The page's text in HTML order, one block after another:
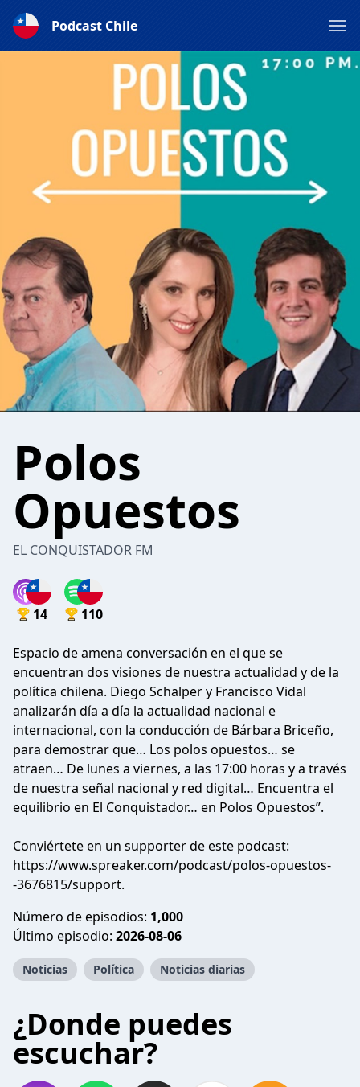
Podcast Chile
Polos
Opuestos
EL CONQUISTADOR FM
14 110
Espacio de amena conversación en el que se
encuentran dos visiones de nuestra actualidad y de la
política chilena. Diego Schalper y Francisco Vidal
analizarán día a día la actualidad nacional e
internacional, con la conducción de Bárbara Briceño,
para demostrar que… Los polos opuestos… se
atraen… De lunes a viernes, a las 17:00 horas y a través
de nuestra señal nacional y red digital… Encuentra el
equilibrio en El Conquistador… en Polos Opuestos”.
Conviértete en un supporter de este podcast:
https://www.spreaker.com/podcast/polos-opuestos-
-3676815/support.
Número de episodios: 1,000
Último episodio: 2026-08-06
Noticias Política Noticias diarias
¿Donde puedes
escuchar?